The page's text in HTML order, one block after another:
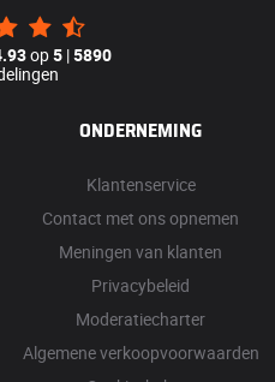
op5 |5890
ONDERNEMING
Klantenservice
Contact met ons opnemen
Meningen van klanten
Privacybeleid
Moderatiecharter
Algemene verkoopvoorwaarden